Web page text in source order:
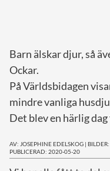
Barn älskar djur, så
Ockar.
På Världsbidagen
mindre vanliga
Det blev en härlig
AV: JOSEPHINE EDELSKOG |
PUBLICERAD: 2020-05-20